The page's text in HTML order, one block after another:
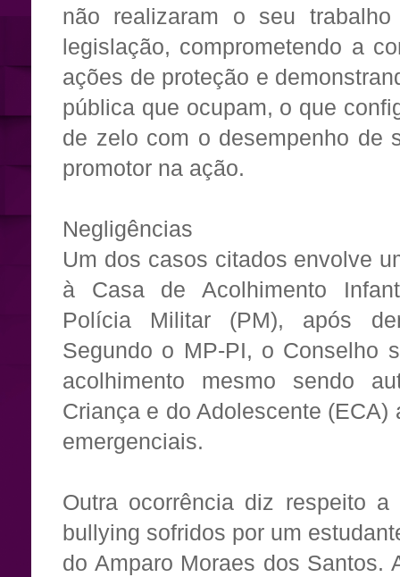
não realizaram o seu
legislação, comprometendo a
ações de proteção e
pública que ocupam, o que
de zelo com o desempenho de
promotor na ação.
Negligências
Um dos casos citados envolve
à Casa de Acolhimento
Polícia Militar (PM), após
Segundo o MP-PI, o Conselho
acolhimento mesmo sendo
Criança e do Adolescente
emergenciais.
Outra ocorrência diz respeito
bullying sofridos por um
do Amparo Moraes dos Santos.